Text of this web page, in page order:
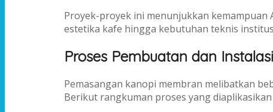
Proyek-proyek ini menunjukkan
estetika kafe hingga kebutuhan teknis
Proses Pembuatan dan
Pemasangan kanopi membran melibatkan
Berikut rangkuman proses yang diaplikasikan